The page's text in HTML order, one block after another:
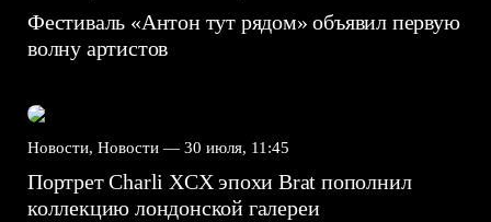
Фестиваль «Антон тут рядом» объявил первую
волну артистов
Новости, Новости — 30 июля, 11:45
Портрет Charli XCX эпохи Brat пополнил
коллекцию лондонской галереи